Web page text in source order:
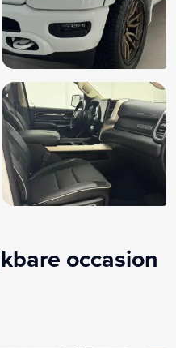
occasion